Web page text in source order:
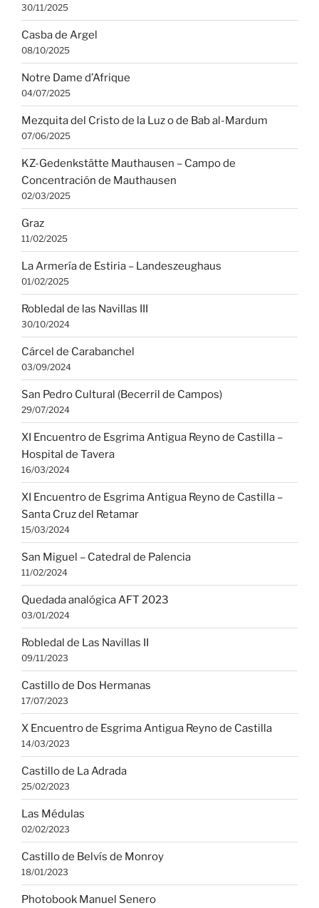
30/11/2025
Casba de Argel
08/10/2025
Notre Dame d’Afrique
04/07/2025
Mezquita del Cristo de la Luz o de Bab al-Mardum
07/06/2025
KZ-Gedenkstätte Mauthausen – Campo de
Concentración de Mauthausen
02/03/2025
Graz
11/02/2025
La Armería de Estiria – Landeszeughaus
01/02/2025
Robledal de las Navillas III
30/10/2024
Cárcel de Carabanchel
03/09/2024
San Pedro Cultural (Becerril de Campos)
29/07/2024
XI Encuentro de Esgrima Antigua Reyno de Castilla –
Hospital de Tavera
16/03/2024
XI Encuentro de Esgrima Antigua Reyno de Castilla –
Santa Cruz del Retamar
15/03/2024
San Miguel – Catedral de Palencia
11/02/2024
Quedada analógica AFT 2023
03/01/2024
Robledal de Las Navillas II
09/11/2023
Castillo de Dos Hermanas
17/07/2023
X Encuentro de Esgrima Antigua Reyno de Castilla
14/03/2023
Castillo de La Adrada
25/02/2023
Las Médulas
02/02/2023
Castillo de Belvís de Monroy
18/01/2023
Photobook Manuel Senero